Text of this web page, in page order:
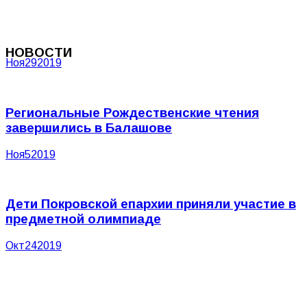
НОВОСТИ
Ноя292019
Региональные Рождественские чтения
завершились в Балашове
Ноя52019
Дети Покровской епархии приняли участие в
предметной олимпиаде
Окт242019